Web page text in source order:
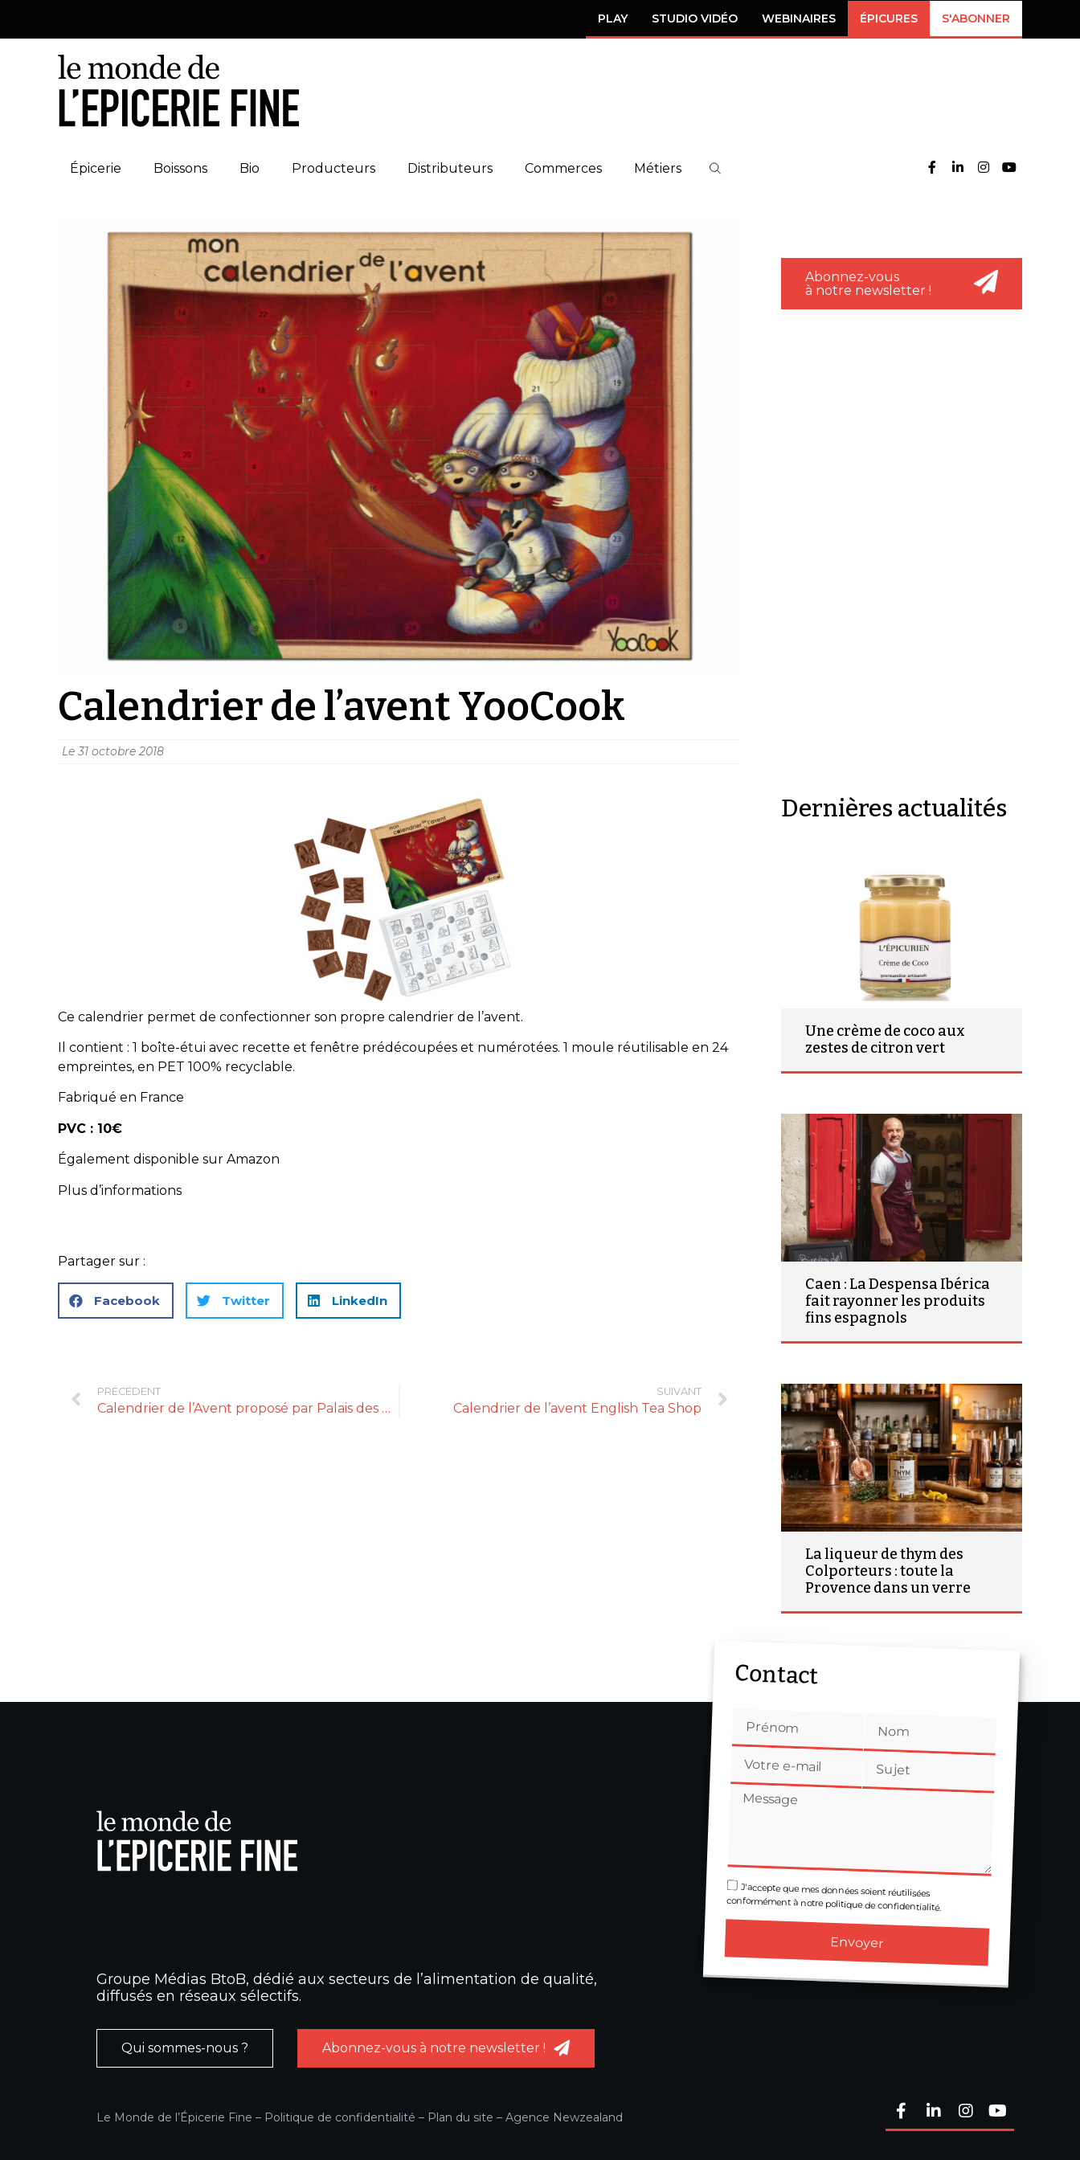
PLAY STUDIO VIDÉO WEBINAIRES ÉPICURES S'ABONNER
Épicerie Boissons Bio Producteurs Distributeurs Commerces Métiers
Calendrier de l’avent YooCook
Le 31 octobre 2018
Abonnez-vous
à notre newsletter !
Ce calendrier permet de confectionner son propre calendrier de l’avent.
Il contient : 1 boîte-étui avec recette et fenêtre prédécoupées et numérotées. 1 moule réutilisable en 24
empreintes, en PET 100% recyclable.
Fabriqué en France
PVC : 10€
Également disponible sur Amazon
Plus d’informations
Partager sur :
Facebook Twitter LinkedIn
PRÉCÉDENT
Calendrier de l’Avent proposé par Palais des Thés
SUIVANT
Calendrier de l’avent English Tea Shop
Dernières actualités
Une crème de coco aux
zestes de citron vert
Caen : La Despensa Ibérica
fait rayonner les produits
fins espagnols
La liqueur de thym des
Colporteurs : toute la
Provence dans un verre
Groupe Médias BtoB, dédié aux secteurs de l’alimentation de qualité,
diffusés en réseaux sélectifs.
Qui sommes-nous ? Abonnez-vous à notre newsletter !
Le Monde de l’Épicerie Fine – Politique de confidentialité – Plan du site – Agence Newzealand
Contact
J'accepte que mes données soient réutilisées
conformément à notre politique de confidentialité.
Envoyer